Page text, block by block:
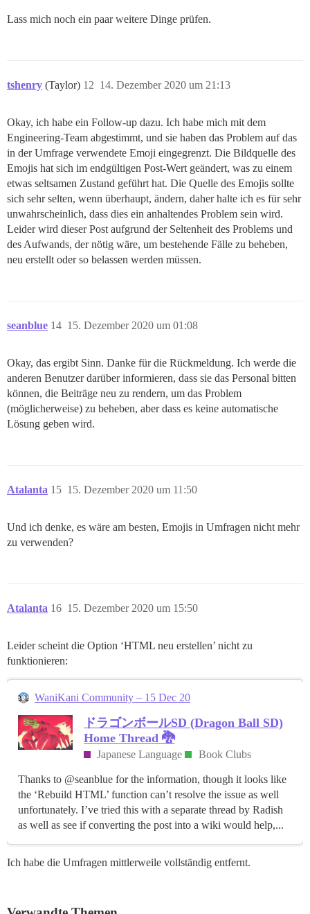
Lass mich noch ein paar weitere Dinge prüfen.
tshenry (Taylor) 14. Dezember 2020 um 21:13
12
Okay, ich habe ein Follow-up dazu. Ich habe mich mit dem
Engineering-Team abgestimmt, und sie haben das Problem auf das
in der Umfrage verwendete Emoji eingegrenzt. Die Bildquelle des
Emojis hat sich im endgültigen Post-Wert geändert, was zu einem
etwas seltsamen Zustand geführt hat. Die Quelle des Emojis sollte
sich sehr selten, wenn überhaupt, ändern, daher halte ich es für sehr
unwahrscheinlich, dass dies ein anhaltendes Problem sein wird.
Leider wird dieser Post aufgrund der Seltenheit des Problems und
des Aufwands, der nötig wäre, um bestehende Fälle zu beheben,
neu erstellt oder so belassen werden müssen.
seanblue 15. Dezember 2020 um 01:08
14
Okay, das ergibt Sinn. Danke für die Rückmeldung. Ich werde die
anderen Benutzer darüber informieren, dass sie das Personal bitten
können, die Beiträge neu zu rendern, um das Problem
(möglicherweise) zu beheben, aber dass es keine automatische
Lösung geben wird.
Atalanta 15. Dezember 2020 um 11:50
15
Und ich denke, es wäre am besten, Emojis in Umfragen nicht mehr
zu verwenden?
Atalanta 15. Dezember 2020 um 15:50
16
Leider scheint die Option ‘HTML neu erstellen’ nicht zu
funktionieren:
WaniKani Community – 15 Dec 20
ドラゴンボールSD (Dragon Ball SD)
Home Thread 🐉
Japanese Language Book Clubs
Thanks to @seanblue for the information, though it looks like
the ‘Rebuild HTML’ function can’t resolve the issue as well
unfortunately. I’ve tried this with a separate thread by Radish
as well as see if converting the post into a wiki would help,...
Ich habe die Umfragen mittlerweile vollständig entfernt.